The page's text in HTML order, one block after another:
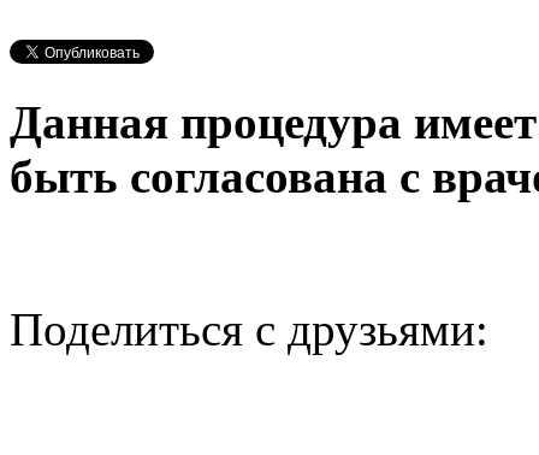
Данная процедура
быть согласована с
Поделиться с друзьями: